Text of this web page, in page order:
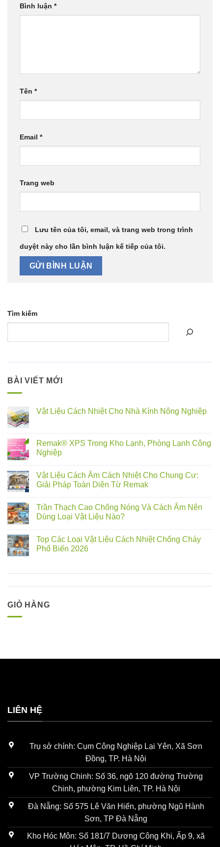
Bình luận *
Tên *
Email *
Trang web
Lưu tên của tôi, email, và trang web trong trình
duyệt này cho lần bình luận kế tiếp của tôi.
Tìm kiếm
BÀI VIẾT MỚI
Vật Liệu Cách Nhiệt Cho Nhà Kính Nông Nghiệp
Remak® XPS Trong Kho Lạnh, Phòng Lạnh Công
Nghiệp
Vật Liệu Cách Âm Cách Nhiệt Cho Chung Cư:
Giải Pháp Toàn Diện Từ Remak
Trần Thạch Cao Chống Nóng Và Cách Âm Nên
Dùng Loại Vật Liệu Nào?
Top Các Loại Vật Liệu Cách Nhiệt Chống Cháy
Phổ Biến 2026
GIỎ HÀNG
LIÊN HỆ
Trụ sở chính: Cụm Công Nghiệp Lại Yên, Xã Sơn
Đồng, TP. Hà Nội
VP Trường Chinh: Số 36, ngõ 120 đường Trường
Chinh, phường Kim Liên, TP. Hà Nội
Đà Nẵng: Số 575 Lê Văn Hiến, phường Ngũ Hành
Sơn, TP Đà Nẵng
Kho Hóc Môn: Số 181/7 Dương Công Khi, Ấp 9, xã